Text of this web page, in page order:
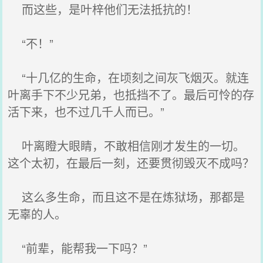
而这些，是叶梓他们无法抵抗的！
“不！”
“十几亿的生命，在顷刻之间灰飞烟灭。就连
叶离手下不少兄弟，也抵挡不了。最后可怜的存
活下来，也不过几千人而已。”
叶离瞪大眼睛，不敢相信刚才发生的一切。
这个太初，在最后一刻，还要贯彻毁灭不成吗？
这么多生命，而且这不是在炼狱场，那都是
无辜的人。
“前辈，能帮我一下吗？”